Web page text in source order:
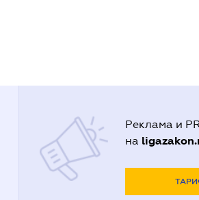
Реклама и
на